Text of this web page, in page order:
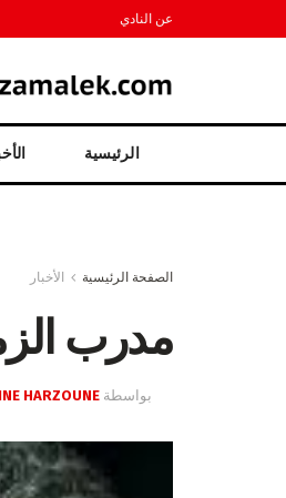
عن النادي
الرئيسية
الصفحة الرئيسية الأخبار
مدرب
بواسطة HARZOUNE